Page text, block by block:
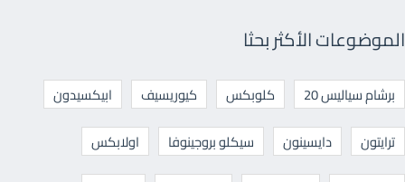
الموضوعات الأكثر بحثا
برشام سياليس 20 كلوبكس كيوريسيف
ابيكسيدون
ترايتون
دايسينون سيكلو بروجينوفا
اولابكس